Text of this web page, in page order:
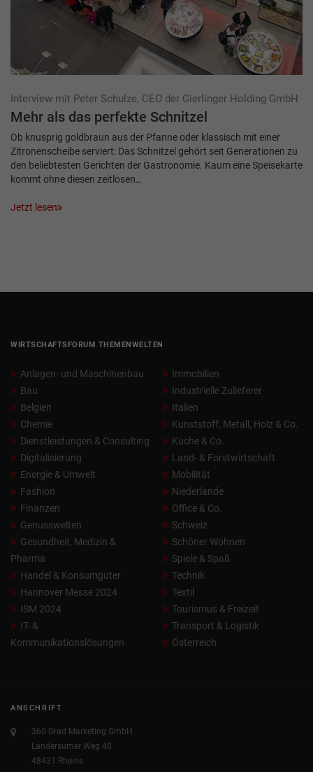
Interview mit Peter Schulze, CEO der Gierlinger Holding GmbH
Mehr als das perfekte Schnitzel
Ob knusprig goldbraun aus der Pfanne oder klassisch mit einer
Zitronenscheibe serviert: Das Schnitzel gehört seit Generationen zu
den beliebtesten Gerichten der Gastronomie. Kaum eine Speisekarte
kommt ohne diesen zeitlosen…
Jetzt lesen
WIRTSCHAFTSFORUM THEMENWELTEN
Anlagen- und Maschinenbau
Bau
Belgien
Chemie
Dienstleistungen & Consulting
Digitalisierung
Energie & Umwelt
Fashion
Finanzen
Genusswelten
Gesundheit, Medizin &
Pharma
Handel & Konsumgüter
Hannover Messe 2024
ISM 2024
IT- &
Kommunikationslösungen
Immobilien
Industrielle Zulieferer
Italien
Kunststoff, Metall, Holz & Co.
Küche & Co.
Land- & Forstwirtschaft
Mobilität
Niederlande
Office & Co.
Schweiz
Schöner Wohnen
Spiele & Spaß
Technik
Textil
Tourismus & Freizeit
Transport & Logistik
Österreich
ANSCHRIFT
360 Grad Marketing GmbH
Landersumer Weg 40
48431 Rheine